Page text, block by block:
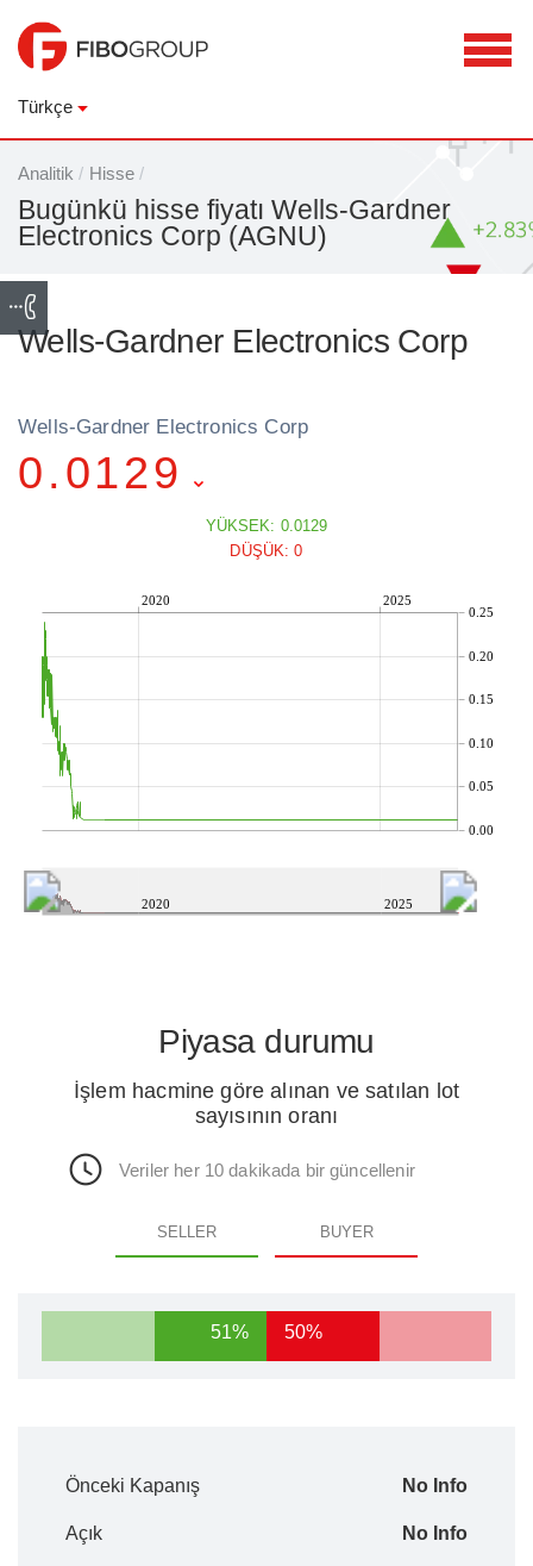
Türkçe
Analitik / Hisse /
Bugünkü hisse fiyatı Wells-Gardner
Electronics Corp (AGNU)
Wells-Gardner Electronics Corp
Wells-Gardner Electronics Corp
0.0129
YÜKSEK: 0.0129
DÜŞÜK: 0
2020 2025
0.00
0.05
0.10
0.15
0.20
0.25
2020 2025
Piyasa durumu
İşlem hacmine göre alınan ve satılan lot
sayısının oranı
Veriler her 10 dakikada bir güncellenir
SELLER BUYER
51% 50%
Önceki Kapanış No Info
Açık No Info